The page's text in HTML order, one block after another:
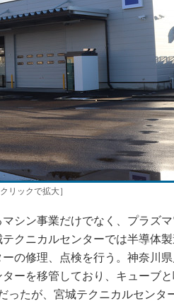
製造業ビッグデータ
メイドインジャパン
植物工場
知財マネジメント
海外生産
グローバル設計・開発
制御セキュリティ
新型コロナへの対応
リックで拡大］
シン事業だけでなく、プラズ
クニカルセンターでは半導体
の修理、点検を行う。神奈川
ーを移管しており、キューブ
ったが、宮城テクニカルセンタ